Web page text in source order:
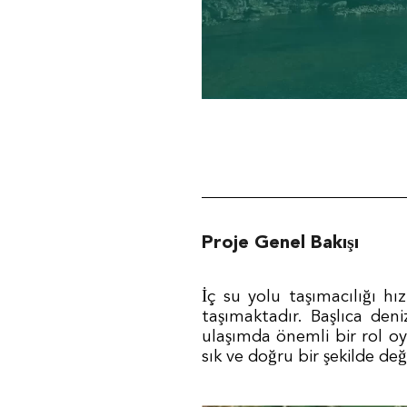
Proje Genel Bakışı
İç su yolu taşımacılığı
taşımaktadır. Başlıca
ulaşımda önemli bir rol
sık ve doğru bir şekilde